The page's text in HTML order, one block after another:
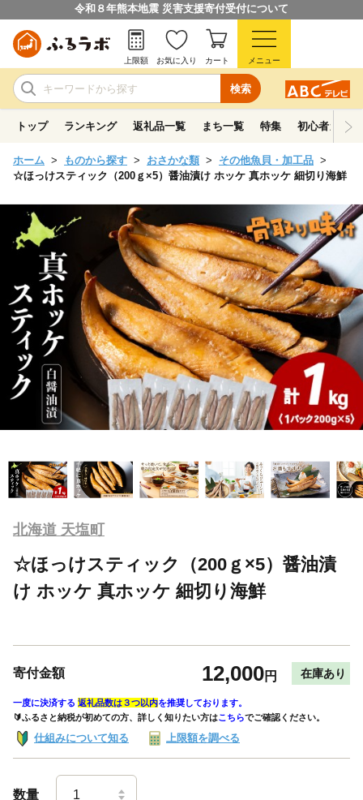
令和８年熊本地震 災害支援寄付受付について
検索
上限額 お気に入り カート メニュー
トップ ランキング 返礼品一覧 まち一覧 特集 初心者ガイド
ホーム ものから探す おさかな類
その他魚貝・加工品
☆ほっけスティック（200ｇ×5）醤油漬け ホッケ 真ホッケ 細切り海鮮
北海道 天塩町
☆ほっけスティック（200ｇ×5）醤油漬
け ホッケ 真ホッケ 細切り海鮮
寄付金額 12,000円 在庫あり
一度に決済する 返礼品数は３つ以内を推奨しております。
🔰ふるさと納税が初めての方、詳しく知りたい方はこちらでご確認ください。
仕組みについて知る 上限額を調べる
数量